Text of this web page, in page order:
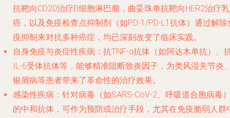
抗靶向CD20治疗B细胞淋巴瘤，曲妥珠单抗靶向HER2治疗
癌，以及免疫检查点抑制剂（如PD-1/PD-L1抗体）通过解除
疫抑制来对抗多种癌症，均已深刻改变了临床实践。
自身免疫与炎症性疾病 ：抗TNF-α抗体（如阿达木单抗）、
IL-6受体抗体等，能够精准阻断致炎因子，为类风湿关节炎
银屑病等患者带来了革命性的治疗效果。
感染性疾病 ：针对病毒（如SARS-CoV-2、呼吸道合胞病毒
的中和抗体，可作为预防或治疗手段，尤其在免疫脆弱人群